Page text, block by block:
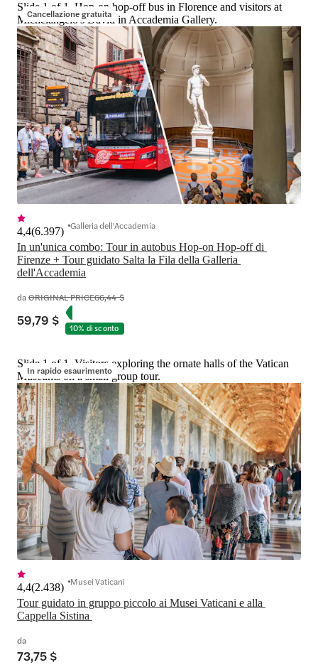
Cancellazione gratuita
Slide 1 of 1, Hop-on hop-off bus in Florence and visitors at
Michelangelo's David in Accademia Gallery.
In un'unica combo: Tour in autobus Hop-on Hop-off di
Firenze + Tour guidato Salta la Fila della Galleria
dell'Accademia
4,4(6.397) Galleria dell'Accademia
daORIGINAL PRICE66,44 $
59,79 $ 10% di sconto
In rapido esaurimento
Slide 1 of 1, Visitors exploring the ornate halls of the Vatican
Museums on a small group tour.
Tour guidato in gruppo piccolo ai Musei Vaticani e alla
4,4(2.438) Musei Vaticani
da
73,75 $